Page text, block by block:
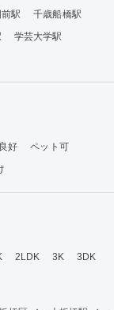
駅
千歳船橋駅
学芸大学駅
好
ペット可
2LDK 3K
3DK